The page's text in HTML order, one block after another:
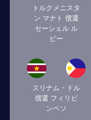
トルクメニスタ
ン マナト 償還
セーシェル ル
ピー
スリナム・ドル
償還 フィリピ
ンペソ